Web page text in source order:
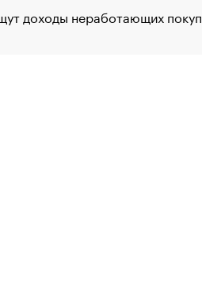
доходы неработающих